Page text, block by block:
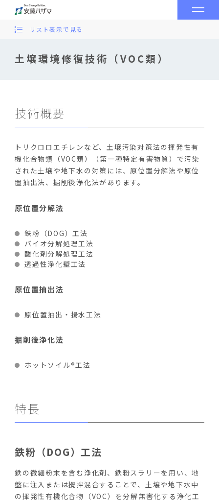
土壌環境修復技術（VOC類）
リスト表示で見る
技術概要
トリクロロエチレンなど、土壌汚染対策法の揮発性有
機化合物類（VOC類）（第一種特定有害物質）で汚染
された土壌や地下水の対策には、原位置分解法や原位
置抽出法、掘削後浄化法があります。
原位置分解法
鉄粉（DOG）工法
バイオ分解処理工法
酸化剤分解処理工法
透過性浄化壁工法
原位置抽出法
原位置抽出・揚水工法
掘削後浄化法
ホットソイル®工法
特長
鉄粉（DOG）工法
鉄の微細粉末を含む浄化剤、鉄粉スラリーを用い、地
盤に注入または攪拌混合することで、土壌や地下水中
の揮発性有機化合物（VOC）を分解無害化する浄化工